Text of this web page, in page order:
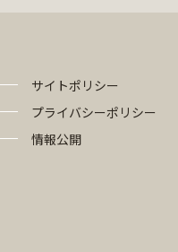
サイトポリシー
プライバシーポリシー
情報公開